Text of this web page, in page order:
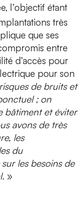
l’objectif étant
très
que ses
entre
d’accès pour
pour son
de bruits et
; on
bâtiment et éviter
avons de très
les
du
les besoins de
»